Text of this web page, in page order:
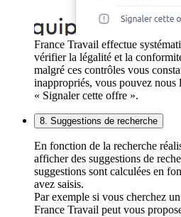
France Travail effectue
vérifier la légalité et la
malgré ces contrôles vous
inappropriés, vous pouvez nous
« Signaler cette offre ».
8. Suggestions de recherche
En fonction de la recherche
afficher des suggestions de
suggestions sont calculées en
avez saisis.
Par exemple si vous cherchez
France Travail peut vous